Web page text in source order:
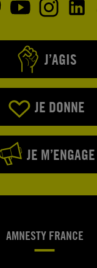
J’AGIS
JE DONNE
JE M’ENGAGE
AMNESTY FRANCE